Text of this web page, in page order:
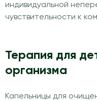
индивидуальной
чувствительности к
Терапия для
организма
Капельницы для